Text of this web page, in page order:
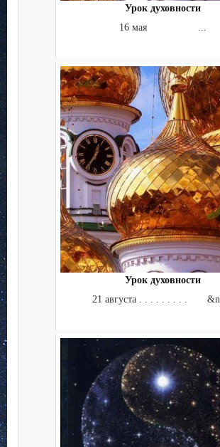
Урок духовности
16 мая ...
Урок духовности
21 августа . . . . . . . . .